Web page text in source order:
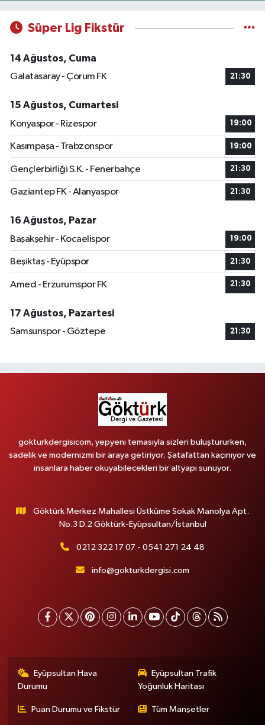
Süper Lig Fikstür
14 Ağustos, Cuma
Galatasaray - Çorum FK
21:30
15 Ağustos, Cumartesi
Konyaspor - Rizespor
19:00
Kasımpaşa - Trabzonspor 19:00
Gençlerbirliği S.K. - Fenerbahçe 21:30
Gaziantep FK - Alanyaspor 21:30
16 Ağustos, Pazar
Başakşehir - Kocaelispor
19:00
Beşiktaş - Eyüpspor 21:30
Amed - Erzurumspor FK 21:30
17 Ağustos, Pazartesi
Samsunspor - Göztepe
21:30
gokturkdergisicom, yepyeni temasıyla sizleri buluştururken,
sadelik ve modernizmi bir araya getiriyor. Şatafattan kaçınıyor ve
insanlara haber okuyabilecekleri bir altyapı sunuyor.
Göktürk Merkez Mahallesi Üstküme Sokak Manolya Apt.
No.3 D.2 Göktürk-Eyüpsultan/İstanbul
0212 322 17 07 - 0541 271 24 48
info@gokturkdergisi.com
Eyüpsultan Hava
Durumu
Eyüpsultan Trafik
Yoğunluk Haritası
Puan Durumu ve Fikstür Tüm Manşetler